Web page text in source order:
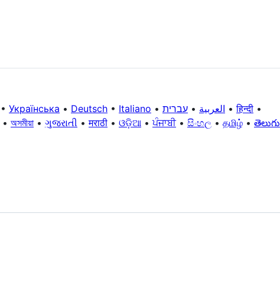
• Українська • Deutsch • Italiano • العربية • עברית •हिन्दी •
• অসমীয়া • ગુજરાતી •मराठी • ଓଡ଼ିଆ •ਪੰਜਾਬੀ• සිංහල • தமிழ் • తెలుగు